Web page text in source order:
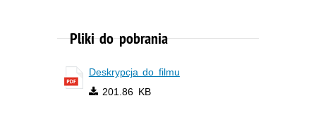
Pliki do pobrania
Deskrypcja do filmu
201.86 KB